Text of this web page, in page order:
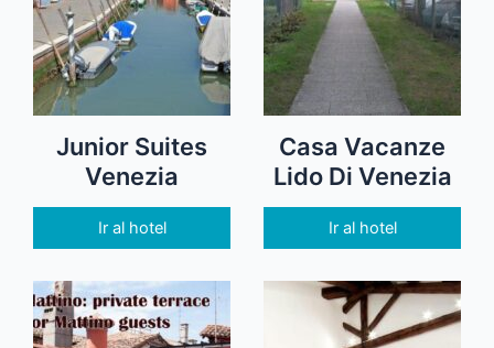
Junior Suites
Venezia
Ir al hotel
Casa Vacanze
Lido Di Venezia
Ir al hotel